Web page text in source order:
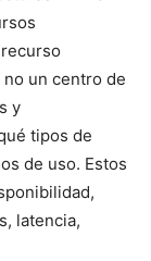
un centro de
y
tipos de
de uso. Estos
latencia,